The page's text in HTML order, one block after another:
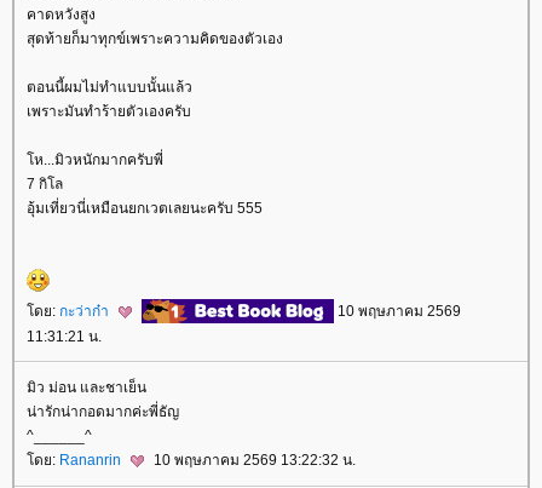
คาดหวังสูง
สุดท้ายก็มาทุกข์เพราะความคิดของตัวเอง
ตอนนี้ผมไม่ทำแบบนั้นแล้ว
เพราะมันทำร้ายตัวเองครับ
ห...มิวหนักมากครับพี่
7 กิโล
อุ้มเที่ยวนี่เหมือนยกเวตเลยนะครับ 555
ดย: กะว่าก๋า
10 พฤษภาคม 2569
11:31:21 น.
มิว ม่อน และชาเย็น
น่ารักน่ากอดมากค่ะพี่ธัญ
^______^
ดย: Rananrin 10 พฤษภาคม 2569 13:22:32 น.